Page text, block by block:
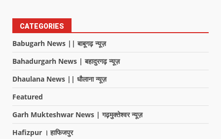
CATEGORIES
Babugarh News || बाबूगढ़ न्यूज़
Bahadurgarh News | बहादुरगढ़ न्यूज़
Dhaulana News || धौलाना न्यूज़
Featured
Garh Mukteshwar News | गढ़मुक्तेश्वर न्यूज़
Hafizpur । हाफिजपुर